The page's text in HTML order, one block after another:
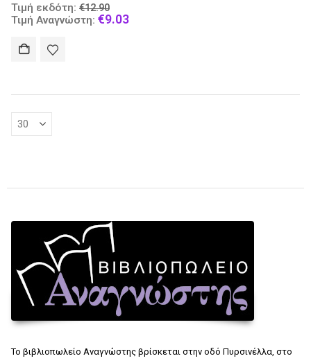
Τιμή εκδότη: €12.90
price
Τιμή Αναγνώστη: €9.03Current
Το βιβλιοπωλείο Αναγνώστης βρίσκεται στην οδό Πυρσινέλλα, στο